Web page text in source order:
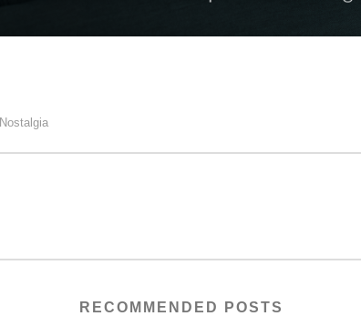
Nostalgia
RECOMMENDED POSTS